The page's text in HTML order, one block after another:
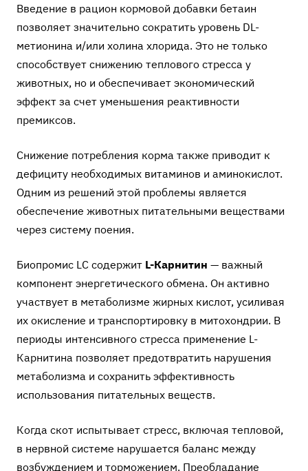
Введение в рацион кормовой добавки бетаин
позволяет значительно сократить уровень DL-
метионина и/или холина хлорида. Это не только
способствует снижению теплового стресса у
животных, но и обеспечивает экономический
эффект за счет уменьшения реактивности
премиксов.
Снижение потребления корма также приводит к
дефициту необходимых витаминов и аминокислот.
Одним из решений этой проблемы является
обеспечение животных питательными веществами
через систему поения.
Биопромис LC содержит L-Карнитин — важный
компонент энергетического обмена. Он активно
участвует в метаболизме жирных кислот, усиливая
их окисление и транспортировку в митохондрии. В
периоды интенсивного стресса применение L-
Карнитина позволяет предотвратить нарушения
метаболизма и сохранить эффективность
использования питательных веществ.
Когда скот испытывает стресс, включая тепловой,
в нервной системе нарушается баланс между
возбуждением и торможением. Преобладание